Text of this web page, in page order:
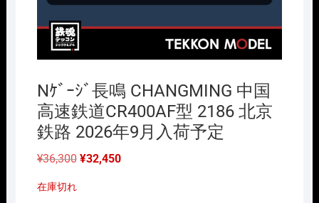
Nｹﾞｰｼﾞ長鳴 CHANGMING 中国
高速鉄道CR400AF型 2186 北京
鉄路 2026年9月入荷予定
¥36,300 元
¥32,450現
在庫切れ